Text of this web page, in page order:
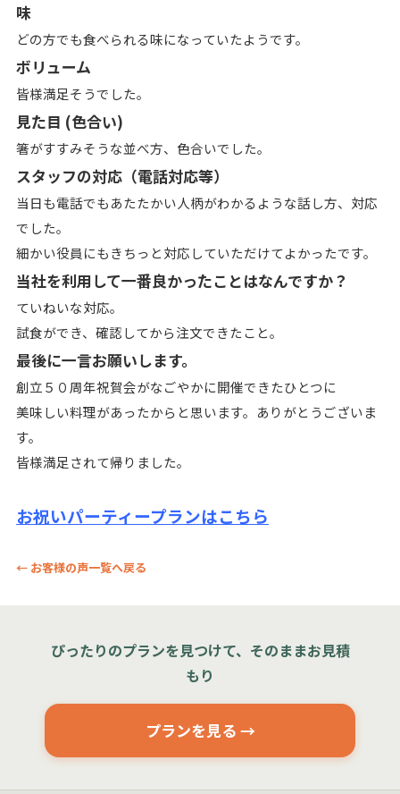
味
どの方でも食べられる味になっていたようです。
ボリューム
皆様満足そうでした。
見た目 (色合い)
箸がすすみそうな並べ方、色合いでした。
スタッフの対応（電話対応等）
当日も電話でもあたたかい人柄がわかるような話し方、対応
でした。
細かい役員にもきちっと対応していただけてよかったです。
当社を利用して一番良かったことはなんですか？
ていねいな対応。
試食ができ、確認してから注文できたこと。
最後に一言お願いします。
創立５０周年祝賀会がなごやかに開催できたひとつに
美味しい料理があったからと思います。ありがとうございま
す。
皆様満足されて帰りました。
お祝いパーティープランはこちら
← お客様の声一覧へ戻る
ぴったりのプランを見つけて、そのままお見積
もり
プランを見る →